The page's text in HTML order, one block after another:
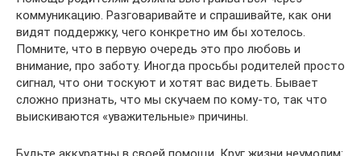
коммуникацию. Разговаривайте и спрашивайте, как они
видят поддержку, чего конкретно им бы хотелось.
Помните, что в первую очередь это про любовь и
внимание, про заботу. Иногда просьбы родителей просто
сигнал, что они тоскуют и хотят вас видеть. Бывает
сложно признать, что мы скучаем по кому‑то, так что
выискиваются «уважительные» причины.